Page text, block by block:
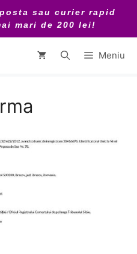
sau curier rapid
mari de 200 lei!
Meniu